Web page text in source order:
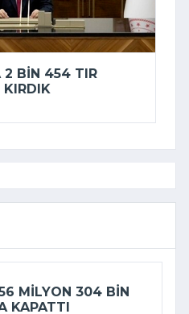
2 BIN 454 TIR
KIRDIK
MILYON 304 BIN
KAPATTI